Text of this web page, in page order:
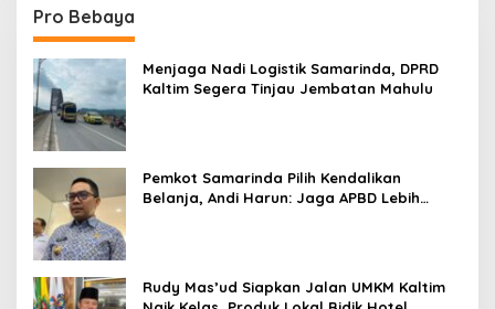
Pro Bebaya
Menjaga Nadi Logistik Samarinda, DPRD
Kaltim Segera Tinjau Jembatan Mahulu
Pemkot Samarinda Pilih Kendalikan
Belanja, Andi Harun: Jaga APBD Lebih
Rudy Mas’ud Siapkan Jalan UMKM Kaltim